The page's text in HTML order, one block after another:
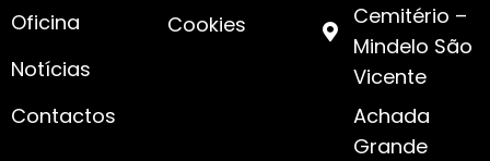
Oficina
Notícias
Contactos
Cookies
Cemitério –
Mindelo São
Vicente
Achada
Grande